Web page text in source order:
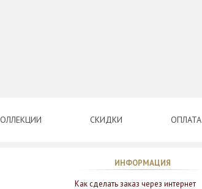
СКИДКИ ОПЛАТА
ИНФОРМАЦИЯ
Как сделать заказ через интернет